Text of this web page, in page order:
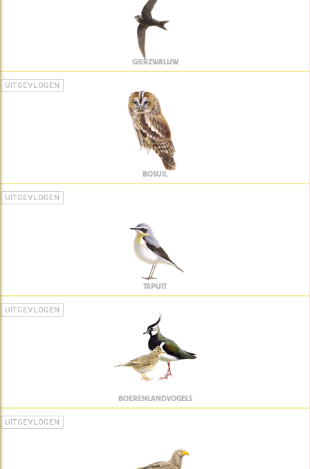
GIERZWALUW
UITGEVLOGEN
BOSUIL
UITGEVLOGEN
TAPUIT
UITGEVLOGEN
BOERENLANDVOGELS
UITGEVLOGEN